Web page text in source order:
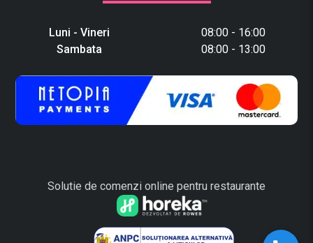
Luni - Vineri
08:00 - 16:00
Sambata
08:00 - 13:00
Solutie de comenzi online pentru restaurante